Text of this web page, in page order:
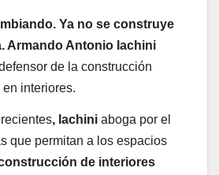
Ya no se construye
Armando Antonio Iachini
de la construcción
interiores.
, Iachini aboga por el
que permitan a los espacios
de interiores